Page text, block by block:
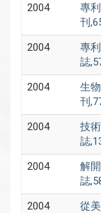
2004
專
刊
2004
專
誌
2004
生
刊
2004
技
誌
2004
解
誌
2004
從